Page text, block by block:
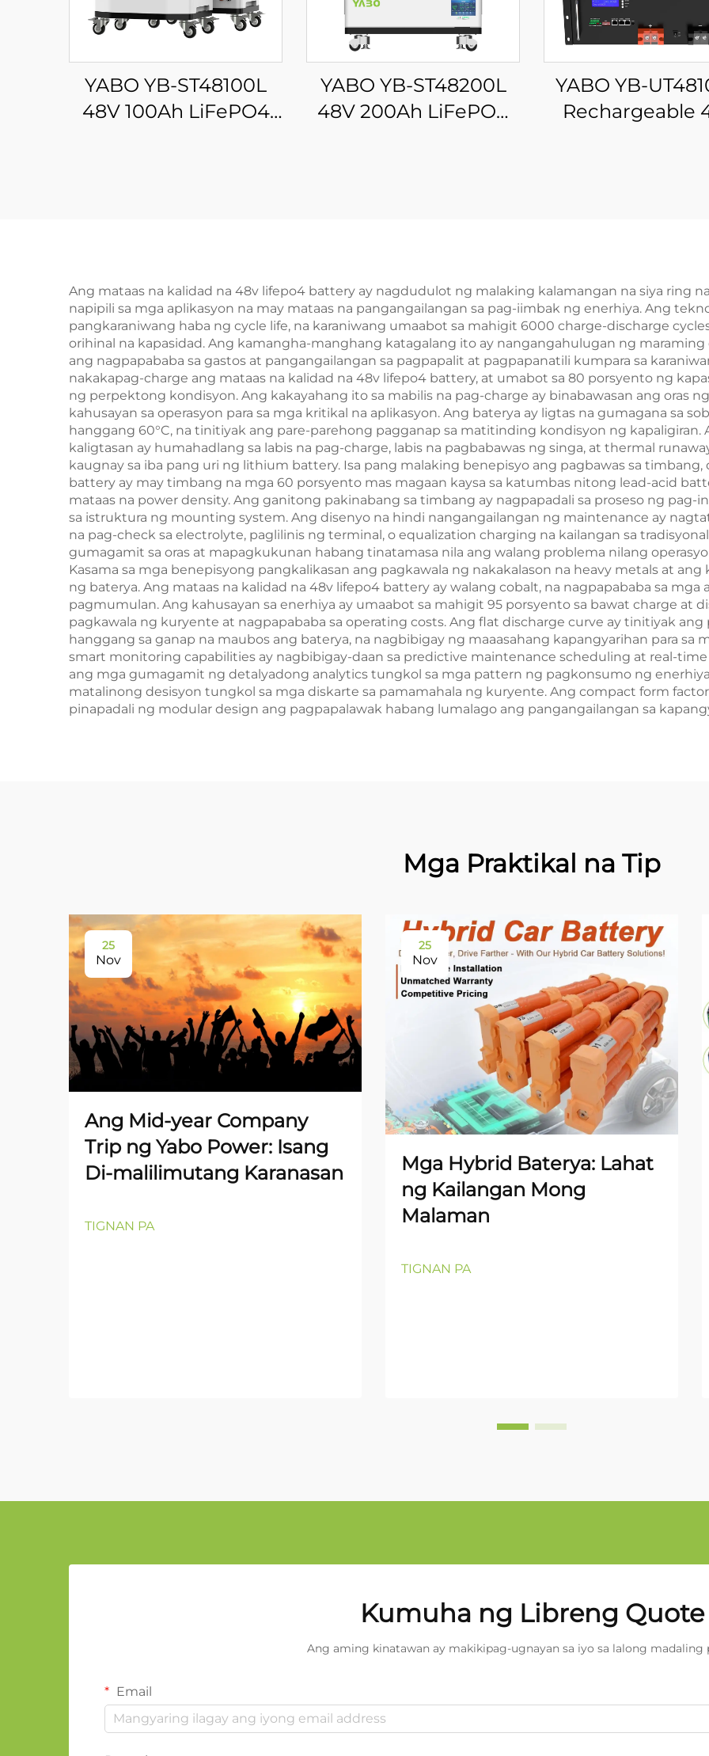
YABO YB-ST48100L
48V 100Ah LiFePO4
YABO YB-ST48200L
48V 200Ah LiFePO4
YABO YB-
Rechargeable
Ang mataas na kalidad na 48v lifepo4 battery ay nagdudulot ng malaking kalamangan na siya ring
napipili sa mga aplikasyon na may mataas na pangangailangan sa pag-iimbak ng enerhiya. Ang
pangkaraniwang haba ng cycle life, na karaniwang umaabot sa mahigit 6000 charge-discharge
orihinal na kapasidad. Ang kamangha-manghang katagalang ito ay nangangahulugan ng maraming
ang nagpapababa sa gastos at pangangailangan sa pagpapalit at pagpapanatili kumpara sa
nakakapag-charge ang mataas na kalidad na 48v lifepo4 battery, at umabot sa 80 porsyento ng
ng perpektong kondisyon. Ang kakayahang ito sa mabilis na pag-charge ay binabawasan ang oras
kahusayan sa operasyon para sa mga kritikal na aplikasyon. Ang baterya ay ligtas na gumagana sa
hanggang 60°C, na tinitiyak ang pare-parehong pagganap sa matitinding kondisyon ng
kaligtasan ay humahadlang sa labis na pag-charge, labis na pagbabawas ng singa, at thermal
kaugnay sa iba pang uri ng lithium battery. Isa pang malaking benepisyo ang pagbawas sa
battery ay may timbang na mga 60 porsyento mas magaan kaysa sa katumbas nitong lead-acid
mataas na power density. Ang ganitong pakinabang sa timbang ay nagpapadali sa proseso ng pag-
sa istruktura ng mounting system. Ang disenyo na hindi nangangailangan ng maintenance ay
na pag-check sa electrolyte, paglilinis ng terminal, o equalization charging na kailangan sa
gumagamit sa oras at mapagkukunan habang tinatamasa nila ang walang problema nilang
Kasama sa mga benepisyong pangkalikasan ang pagkawala ng nakakalason na heavy metals at
ng baterya. Ang mataas na kalidad na 48v lifepo4 battery ay walang cobalt, na nagpapababa sa mga
pagmumulan. Ang kahusayan sa enerhiya ay umaabot sa mahigit 95 porsyento sa bawat charge at
pagkawala ng kuryente at nagpapababa sa operating costs. Ang flat discharge curve ay tinitiyak
hanggang sa ganap na maubos ang baterya, na nagbibigay ng maaasahang kapangyarihan para
smart monitoring capabilities ay nagbibigay-daan sa predictive maintenance scheduling at real-
ang mga gumagamit ng detalyadong analytics tungkol sa mga pattern ng pagkonsumo ng
matalinong desisyon tungkol sa mga diskarte sa pamamahala ng kuryente. Ang compact form
pinapadali ng modular design ang pagpapalawak habang lumalago ang pangangailangan sa
Mga Praktikal na Tip
25
Nov
Ang Mid-year Company
Trip ng Yabo Power: Isang
Di-malilimutang Karanasan
TIGNAN PA
25
Nov
Mga Hybrid Baterya: Lahat
ng Kailangan Mong
Malaman
TIGNAN PA
Kumuha ng Libreng Quote
Ang aming kinatawan ay makikipag-ugnayan sa iyo sa lalong madaling
Email